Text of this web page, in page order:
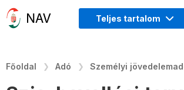
Teljes tartalom
Főoldal Adó Személyi